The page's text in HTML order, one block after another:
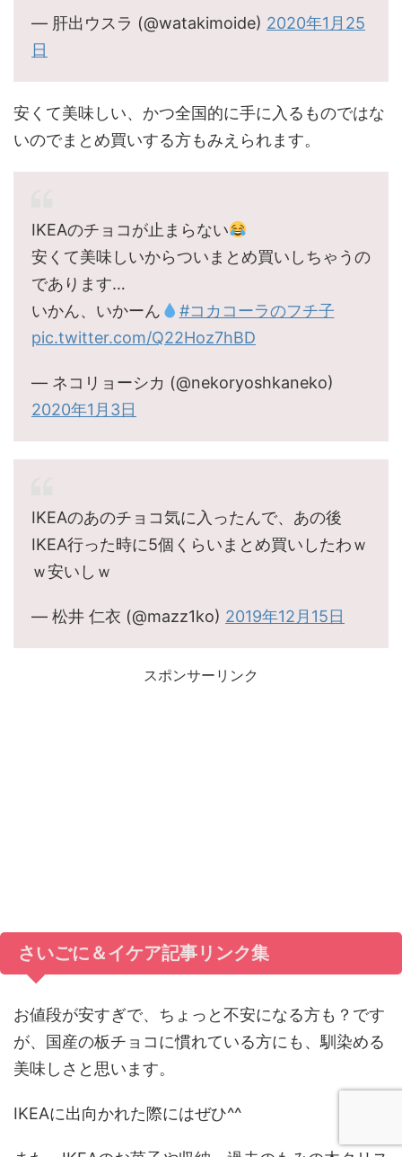
— 肝出ウスラ (@watakimoide) 2020年1月25
日
安くて美味しい、かつ全国的に手に入るものではな
いのでまとめ買いする方もみえられます。
IKEAのチョコが止まらない
安くて美味しいからついまとめ買いしちゃうの
であります…
いかん、いかーん
#コカコーラのフチ子
pic.twitter.com/Q22Hoz7hBD
— ネコリョーシカ (@nekoryoshkaneko)
2020年1月3日
IKEAのあのチョコ気に入ったんで、あの後
IKEA行った時に5個くらいまとめ買いしたわｗ
ｗ安いしｗ
— 松井 仁衣 (@mazz1ko) 2019年12月15日
スポンサーリンク
さいごに＆イケア記事リンク集
お値段が安すぎで、ちょっと不安になる方も？です
が、国産の板チョコに慣れている方にも、馴染める
美味しさと思います。
IKEAに出向かれた際にはぜひ^^